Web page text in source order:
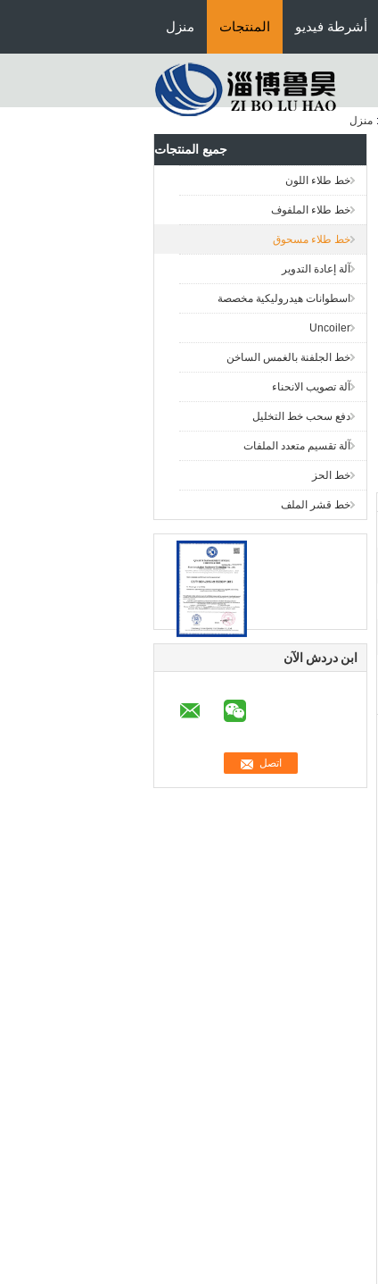
منزل المنتجات أشرطة فيديو
منزل
جميع المنتجات
خط طلاء اللون
خط طلاء الملفوف
خط طلاء مسحوق
آلة إعادة التدوير
اسطوانات هيدروليكية مخصصة
Uncoiler
خط الجلفنة بالغمس الساخن
آلة تصويب الانحناء
دفع سحب خط التخليل
آلة تقسيم متعدد الملفات
خط الحز
خط قشر الملف
ابن دردش الآن